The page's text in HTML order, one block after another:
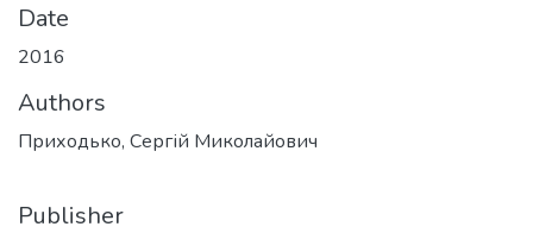
Date
2016
Authors
Приходько, Сергій Миколайович
Publisher